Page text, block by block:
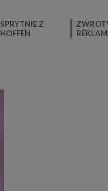
SPRYTNIE Z
HOFFEN